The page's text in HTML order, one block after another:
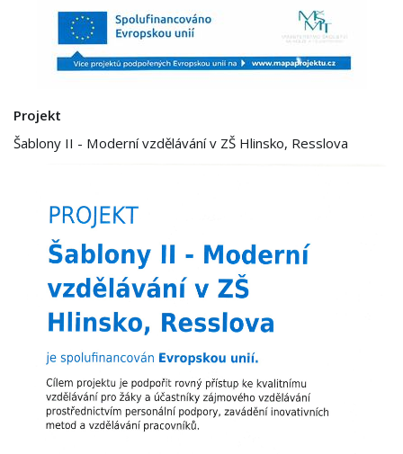
Projekt
Šablony II - Moderní vzdělávání v ZŠ Hlinsko, Resslova